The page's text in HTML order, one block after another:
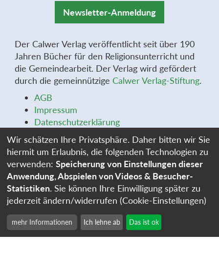
Newsletter-Anmeldung
Der Calwer Verlag veröffentlicht seit über 190
Jahren Bücher für den Religionsunterricht und
die Gemeindearbeit. Der Verlag wird gefördert
durch die gemeinnützige Calwer Verlag-Stiftung.
AGB
Impressum
Datenschutzerklärung
Widerrufsbelehrung
Widerrufsformular
Stellenangebote
Cookie-Einstellungen
Wir schätzen Ihre Privatsphäre. Daher bitten wir Sie
hiermit um Erlaubnis, die folgenden Technologien zu
verwenden: Speicherung von Einstellungen dieser
Anwendung, Abspielen von Videos & Besucher-
Statistiken. Sie können Ihre Einwilligung später zu
jederzeit ändern/widerrufen (Cookie-Einstellungen)
mehr Informationen Ich lehne ab Das ist ok